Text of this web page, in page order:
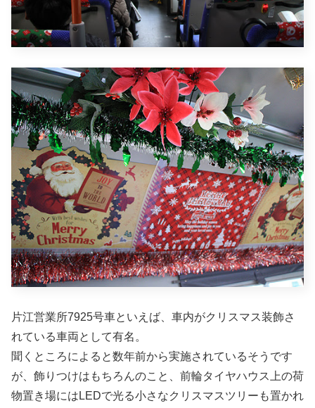
片江営業所7925号車といえば、車内がクリスマス装飾さ
れている車両として有名。
聞くところによると数年前から実施されているそうです
が、飾りつけはもちろんのこと、前輪タイヤハウス上の荷
物置き場にはLEDで光る小さなクリスマスツリーも置かれ